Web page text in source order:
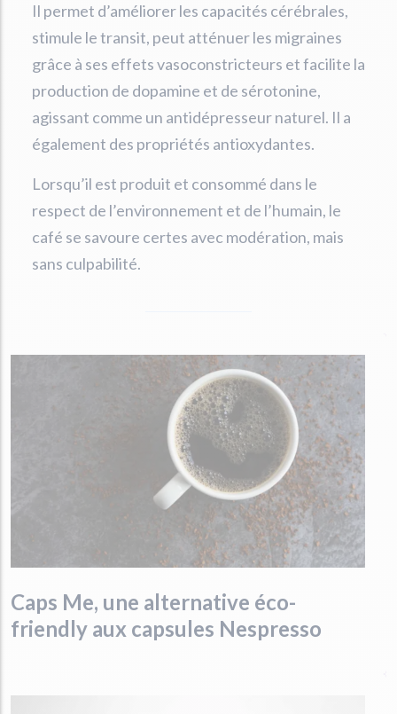
Il permet d’améliorer les capacités cérébrales,
stimule le transit, peut atténuer les migraines
grâce à ses effets vasoconstricteurs et facilite la
production de dopamine et de sérotonine,
agissant comme un antidépresseur naturel. Il a
également des propriétés antioxydantes.
Lorsqu’il est produit et consommé dans le
respect de l’environnement et de l’humain, le
café se savoure certes avec modération, mais
sans culpabilité.
Caps Me, une alternative éco-
friendly aux capsules Nespresso